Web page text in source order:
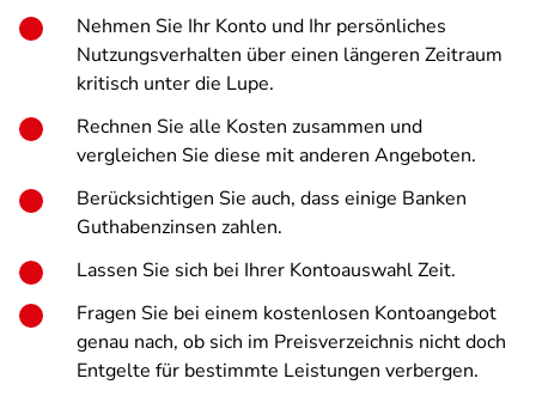
Nehmen Sie Ihr Konto und Ihr persönliches
Nutzungsverhalten über einen längeren Zeitraum
kritisch unter die Lupe.
Rechnen Sie alle Kosten zusammen und
vergleichen Sie diese mit anderen Angeboten.
Berücksichtigen Sie auch, dass einige Banken
Guthabenzinsen zahlen.
Lassen Sie sich bei Ihrer Kontoauswahl Zeit.
Fragen Sie bei einem kostenlosen Kontoangebot
genau nach, ob sich im Preisverzeichnis nicht doch
Entgelte für bestimmte Leistungen verbergen.